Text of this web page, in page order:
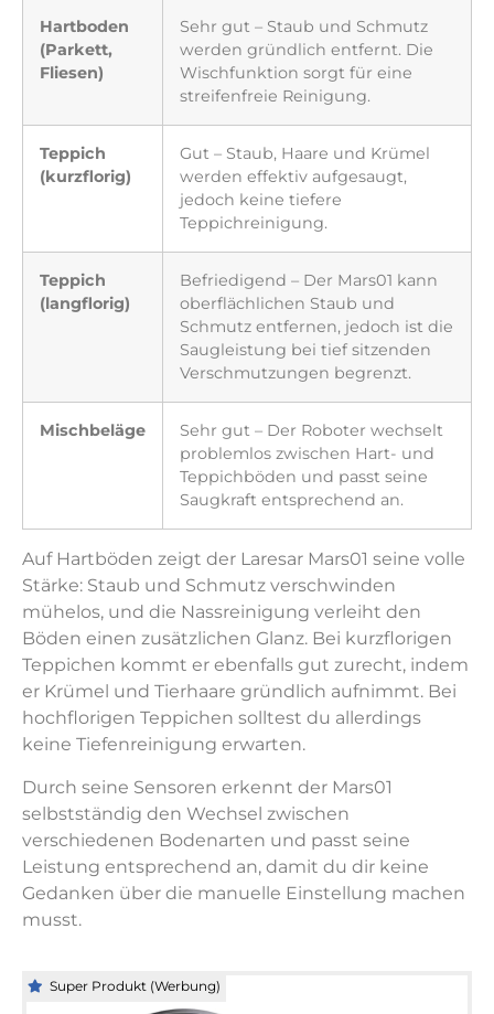
Hartboden
(Parkett,
Fliesen)
Sehr gut – Staub und Schmutz
werden gründlich entfernt. Die
Wischfunktion sorgt für eine
streifenfreie Reinigung.
Teppich
(kurzflorig)
Gut – Staub, Haare und Krümel
werden effektiv aufgesaugt,
jedoch keine tiefere
Teppichreinigung.
Teppich
(langflorig)
Befriedigend – Der Mars01 kann
oberflächlichen Staub und
Schmutz entfernen, jedoch ist die
Saugleistung bei tief sitzenden
Verschmutzungen begrenzt.
Mischbeläge
Sehr gut – Der Roboter wechselt
problemlos zwischen Hart- und
Teppichböden und passt seine
Saugkraft entsprechend an.
Auf Hartböden zeigt der Laresar Mars01 seine volle
Stärke: Staub und Schmutz verschwinden
mühelos, und die Nassreinigung verleiht den
Böden einen zusätzlichen Glanz. Bei kurzflorigen
Teppichen kommt er ebenfalls gut zurecht, indem
er Krümel und Tierhaare gründlich aufnimmt. Bei
hochflorigen Teppichen solltest du allerdings
keine Tiefenreinigung erwarten.
Durch seine Sensoren erkennt der Mars01
selbstständig den Wechsel zwischen
verschiedenen Bodenarten und passt seine
Leistung entsprechend an, damit du dir keine
Gedanken über die manuelle Einstellung machen
musst.
Super Produkt (Werbung)